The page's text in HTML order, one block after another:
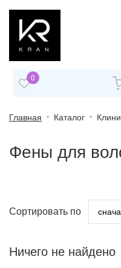
0
Главная Каталог
Фены для
Сортировать по
Ничего не найдено